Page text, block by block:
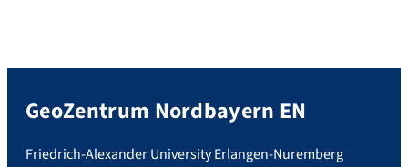
GeoZentrum Nordbayern EN
Friedrich-Alexander University Erlangen-Nuremberg